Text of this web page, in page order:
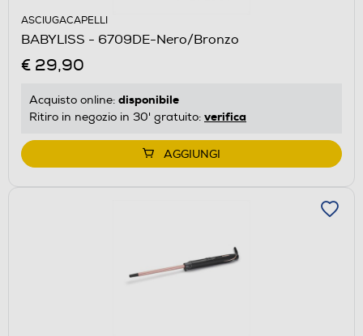
ASCIUGACAPELLI
BABYLISS - 6709DE-Nero/Bronzo
€ 29,90
Acquisto online: disponibile
Ritiro in negozio in 30' gratuito: verifica
AGGIUNGI